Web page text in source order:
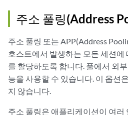
주소 풀링(Address
주소 풀링 또는 APP(Address
호스트에서 발생하는 모든 세션에
를 할당하도록 합니다. 풀에서 외
능을 사용할 수 있습니다. 이 옵션
지 않습니다.
주소 풀링은 애플리케이션이 여러